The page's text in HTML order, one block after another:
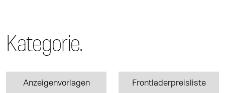
Kategorie.
Anzeigenvorlagen Frontladerpreisliste